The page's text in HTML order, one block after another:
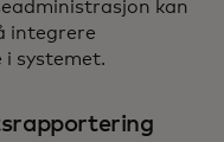
kan
integrere
systemet.